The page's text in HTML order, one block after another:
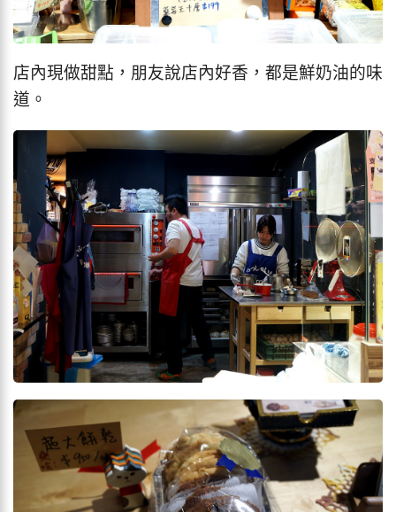
店內現做甜點，朋友說店內好香，都是鮮奶油的味
道。